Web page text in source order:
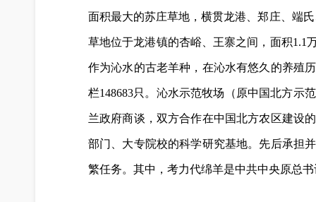
面积最大的苏庄草地，横贯龙港、郑庄、端
草地位于龙港镇的杏峪、王寨之间，面积1.1
作为沁水的古老羊种，在沁水有悠久的养殖
栏148683只。沁水示范牧场（原中国北方示
兰政府商谈，双方合作在中国北方农区建设
部门、大专院校的科学研究基地。先后承担
繁任务。其中，考力代绵羊是中共中央原总